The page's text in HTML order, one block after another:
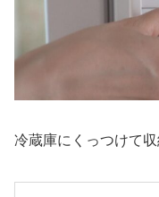
冷蔵庫にくっつけて